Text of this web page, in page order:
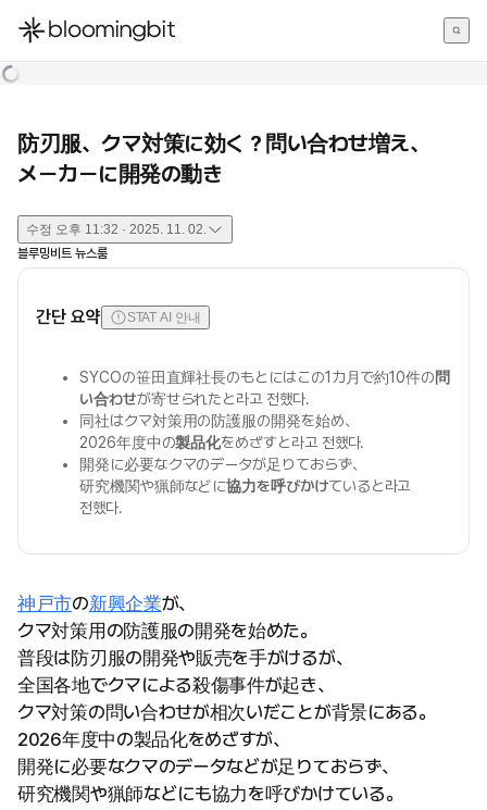
한국어
防刃服、クマ対策に効く？問い合わせ増え、
メーカーに開発の動き
수정 오후 11:32 · 2025. 11. 02.
블루밍비트 뉴스룸
간단 요약 STAT AI 안내
SYCOの笹田直輝社長のもとにはこの1カ月で約10件の問
い合わせが寄せられたと라고 전했다.
同社はクマ対策用の防護服の開発を始め、
2026年度中の製品化をめざすと라고 전했다.
開発に必要なクマのデータが足りておらず、
研究機関や猟師などに協力を呼びかけていると라고
전했다.
神戸市の新興企業が、
クマ対策用の防護服の開発を始めた。
普段は防刃服の開発や販売を手がけるが、
全国各地でクマによる殺傷事件が起き、
クマ対策の問い合わせが相次いだことが背景にある。
2026年度中の製品化をめざすが、
開発に必要なクマのデータなどが足りておらず、
研究機関や猟師などにも協力を呼びかけている。